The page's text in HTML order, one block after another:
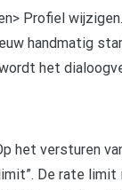
Profiel wijzigen.
handmatig
het
het versturen
De rate